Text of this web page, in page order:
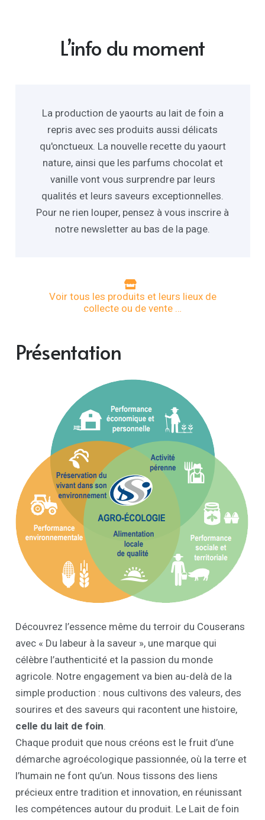
L’info du moment
La production de yaourts au lait de foin a
repris avec ses produits aussi délicats
qu'onctueux. La nouvelle recette du yaourt
nature, ainsi que les parfums chocolat et
vanille vont vous surprendre par leurs
qualités et leurs saveurs exceptionnelles.
Pour ne rien louper, pensez à vous inscrire à
notre newsletter au bas de la page.
Voir tous les produits et leurs lieux de
collecte ou de vente …
Présentation
Découvrez l’essence même du terroir du Couserans
avec « Du labeur à la saveur », une marque qui
célèbre l’authenticité et la passion du monde
agricole. Notre engagement va bien au-delà de la
simple production : nous cultivons des valeurs, des
sourires et des saveurs qui racontent une histoire,
celle du lait de foin.
Chaque produit que nous créons est le fruit d’une
démarche agroécologique passionnée, où la terre et
l’humain ne font qu’un. Nous tissons des liens
précieux entre tradition et innovation, en réunissant
les compétences autour du produit. Le Lait de foin